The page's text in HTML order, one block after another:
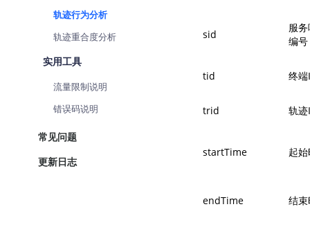
高级
轨迹行为分析
轨迹重合度分析
实用工具
流量限制说明
错误码说明
常见问题
更新日志
sid
服
编号
tid 终
trid 轨
startTime 起
endTime 结